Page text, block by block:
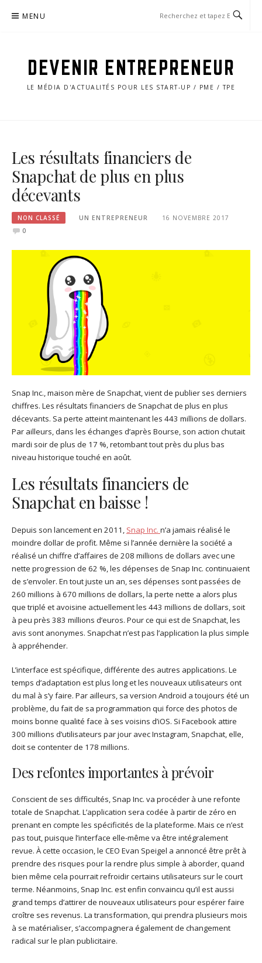
MENU
DEVENIR ENTREPRENEUR
LE MÉDIA D'ACTUALITÉS POUR LES START-UP / PME / TPE
Les résultats financiers de
Snapchat de plus en plus
décevants
NON CLASSÉ UN ENTREPRENEUR
16 NOVEMBRE 2017
0
Snap Inc., maison mère de Snapchat, vient de publier ses derniers
chiffres. Les résultats financiers de Snapchat de plus en plus
décevants. Sa perte atteint maintenant les 443 millions de dollars.
Par ailleurs, dans les échanges d’après Bourse, son action chutait
mardi soir de plus de 17 %, retombant tout près du plus bas
niveau historique touché en août.
Les résultats financiers de
Snapchat en baisse !
Depuis son lancement en 2011, Snap Inc. n’a jamais réalisé le
moindre dollar de profit. Même si l’année dernière la société a
réalisé un chiffre d’affaires de 208 millions de dollars avec une
nette progression de 62 %, les dépenses de Snap Inc. continuaient
de s’envoler. En tout juste un an, ses dépenses sont passées de
260 millions à 670 millions de dollars, la perte nette a alors plus
que triplé et avoisine actuellement les 443 millions de dollars, soit
à peu près 383 millions d’euros. Pour ce qui est de Snapchat, les
avis sont anonymes. Snapchat n’est pas l’application la plus simple
à appréhender.
L’interface est spécifique, différente des autres applications. Le
temps d’adaptation est plus long et les nouveaux utilisateurs ont
du mal à s’y faire. Par ailleurs, sa version Android a toujours été un
problème, du fait de sa programmation qui force des photos de
moins bonne qualité face à ses voisins d’iOS. Si Facebook attire
300 millions d’utilisateurs par jour avec Instagram, Snapchat, elle,
doit se contenter de 178 millions.
Des refontes importantes à prévoir
Conscient de ses difficultés, Snap Inc. va procéder à une refonte
totale de Snapchat. L’application sera codée à partir de zéro en
prenant en compte les spécificités de la plateforme. Mais ce n’est
pas tout, puisque l’interface elle-même va être intégralement
revue. À cette occasion, le CEO Evan Speigel a annoncé être prêt à
prendre des risques pour la rendre plus simple à aborder, quand
bien même cela pourrait refroidir certains utilisateurs sur le court
terme. Néanmoins, Snap Inc. est enfin convaincu qu’il est aussi
grand temps d’attirer de nouveaux utilisateurs pour espérer faire
croître ses revenus. La transformation, qui prendra plusieurs mois
à se matérialiser, s’accompagnera également de changement
radical sur le plan publicitaire.